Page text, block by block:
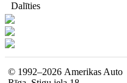
Dalīties
© 1992–2026 Amerikas Auto